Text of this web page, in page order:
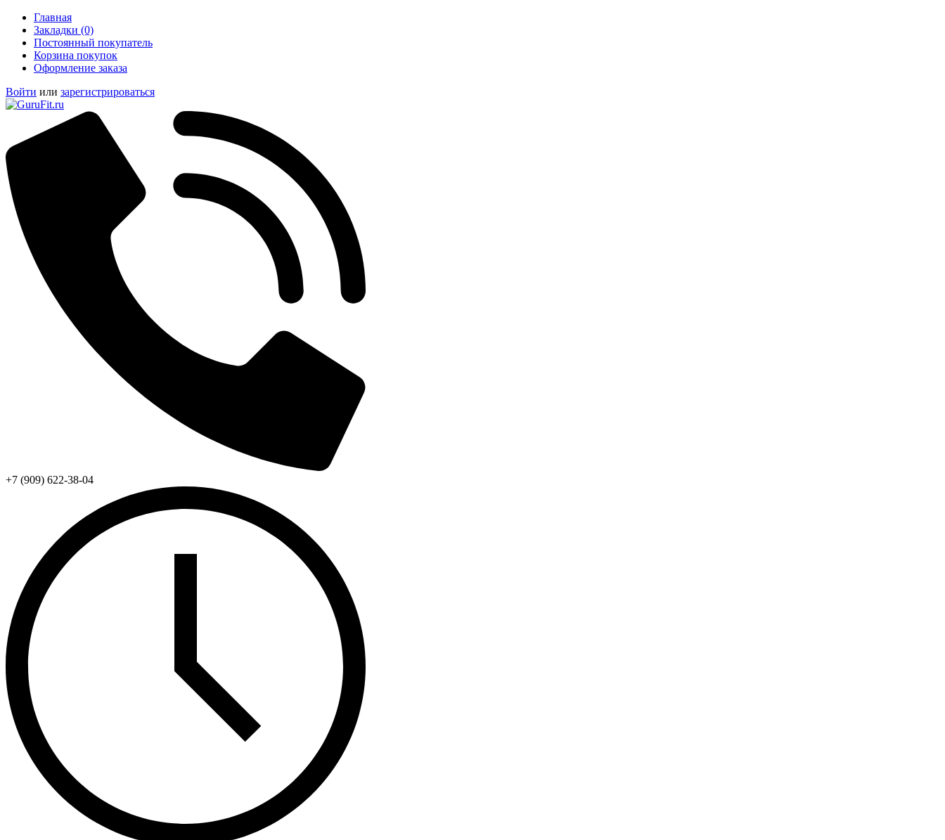
Главная
Закладки (0)
Постоянный покупатель
Корзина покупок
Оформление заказа
Войти или зарегистрироваться
+7 (909) 622-38-04